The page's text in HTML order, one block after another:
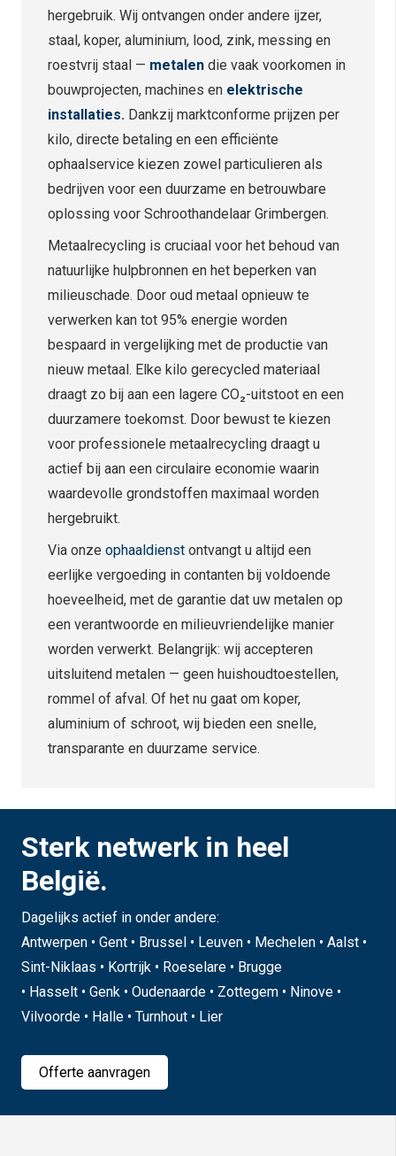
hergebruik. Wij ontvangen onder andere ijzer,
staal, koper, aluminium, lood, zink, messing en
roestvrij staal — metalen die vaak voorkomen in
bouwprojecten, machines en elektrische
installaties. Dankzij marktconforme prijzen per
kilo, directe betaling en een efficiënte
ophaalservice kiezen zowel particulieren als
bedrijven voor een duurzame en betrouwbare
oplossing voor Schroothandelaar Grimbergen.
Metaalrecycling is cruciaal voor het behoud van
natuurlijke hulpbronnen en het beperken van
milieuschade. Door oud metaal opnieuw te
verwerken kan tot 95% energie worden
bespaard in vergelijking met de productie van
nieuw metaal. Elke kilo gerecycled materiaal
draagt zo bij aan een lagere CO₂-uitstoot en een
duurzamere toekomst. Door bewust te kiezen
voor professionele metaalrecycling draagt u
actief bij aan een circulaire economie waarin
waardevolle grondstoffen maximaal worden
hergebruikt.
Via onze ophaaldienst ontvangt u altijd een
eerlijke vergoeding in contanten bij voldoende
hoeveelheid, met de garantie dat uw metalen op
een verantwoorde en milieuvriendelijke manier
worden verwerkt. Belangrijk: wij accepteren
uitsluitend metalen — geen huishoudtoestellen,
rommel of afval. Of het nu gaat om koper,
aluminium of schroot, wij bieden een snelle,
transparante en duurzame service.
Sterk netwerk in heel
België.
Dagelijks actief in onder andere:
Antwerpen • Gent • Brussel • Leuven • Mechelen • Aalst •
Sint-Niklaas • Kortrijk • Roeselare • Brugge
• Hasselt • Genk • Oudenaarde • Zottegem • Ninove •
Vilvoorde • Halle • Turnhout • Lier
Offerte aanvragen